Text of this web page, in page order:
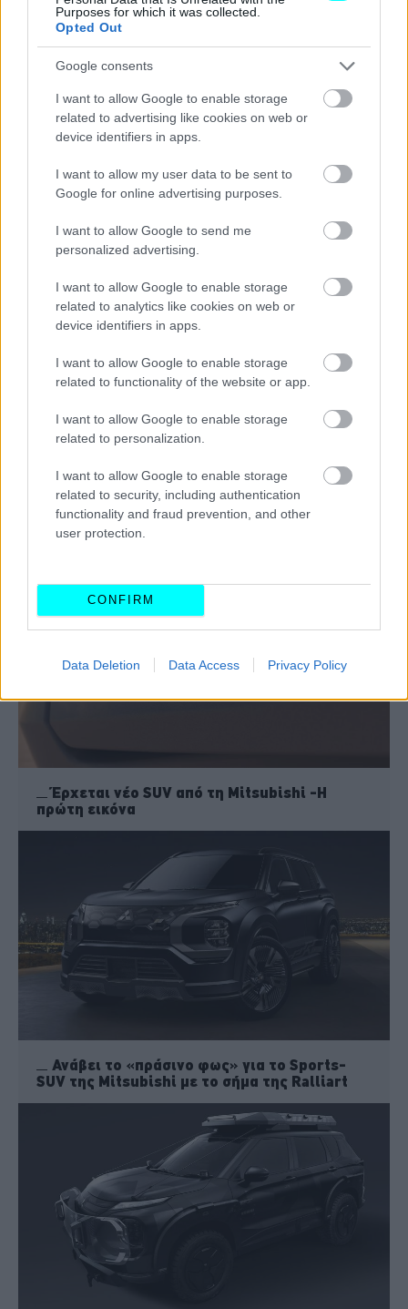
Purposes for which it was collected.
Opted Out
Google consents
I want to allow Google to enable storage
related to advertising like cookies on web or
device identifiers in apps.
I want to allow my user data to be sent to
Google for online advertising purposes.
I want to allow Google to send me
personalized advertising.
I want to allow Google to enable storage
related to analytics like cookies on web or
device identifiers in apps.
I want to allow Google to enable storage
related to functionality of the website or app.
I want to allow Google to enable storage
related to personalization.
I want to allow Google to enable storage
related to security, including authentication
functionality and fraud prevention, and other
user protection.
CONFIRM
Data Deletion Data Access Privacy Policy
ΔΙΑΒΑΣΤΕ ΕΠΙΣΗΣ
Έρχεται νέο SUV από τη Mitsubishi -Η
πρώτη εικόνα
Ανάβει το «πράσινο φως» για το Sports-
SUV της Mitsubishi με το σήμα της Ralliart